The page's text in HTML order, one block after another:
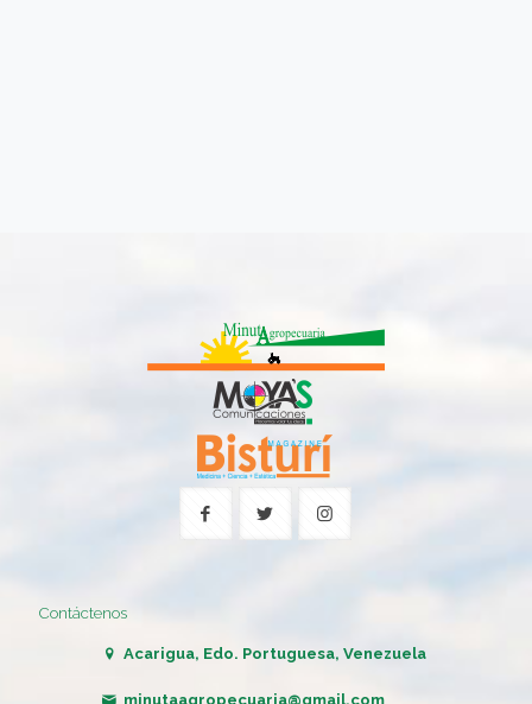
Contáctenos
Acarigua, Edo. Portuguesa, Venezuela
minutaagropecuaria@gmail.com